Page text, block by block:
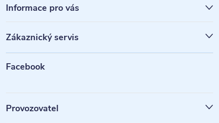
á
p
a
Informace pro vás
Zákaznický servis
Facebook
Provozovatel